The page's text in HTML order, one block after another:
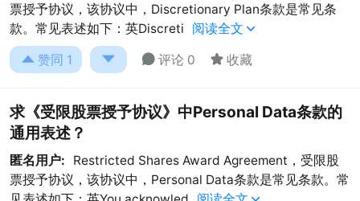
票授予协议，该协议中，Discretionary Plan条款是常见条
款。常见表述如下：英Discreti
阅读全文 
 赞同 1   评论 0  收藏
求《受限股票授予协议》中Personal Data条款的
通用表述？
匿名用户:
Restricted Shares Award Agreement，受限股
票授予协议，该协议中，Personal Data条款是常见条款。常